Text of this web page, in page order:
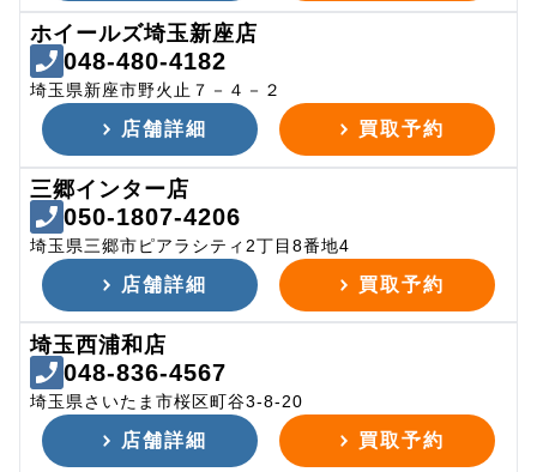
ホイールズ埼玉新座店
048-480-4182
埼玉県新座市野火止７－４－２
店舗詳細 買取予約
三郷インター店
050-1807-4206
埼玉県三郷市ピアラシティ2丁目8番地4
店舗詳細 買取予約
埼玉西浦和店
048-836-4567
埼玉県さいたま市桜区町谷3-8-20
店舗詳細 買取予約